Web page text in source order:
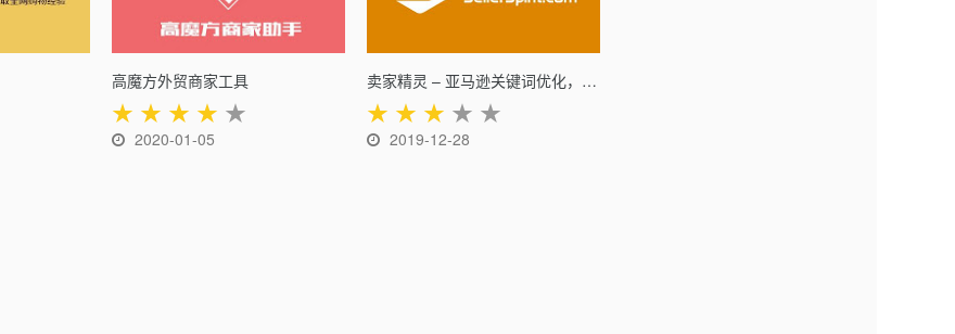
高魔方外贸商家工具
★ ★ ★ ★ ★
2020-01-05
卖家精灵 – 亚马逊关键词优化，大数据选品专家
★ ★ ★ ★ ★
2019-12-28